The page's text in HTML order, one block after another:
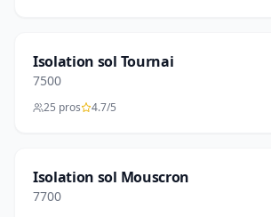
Isolation sol Tournai
7500
25 pros 4.7/5
Isolation sol Mouscron
7700